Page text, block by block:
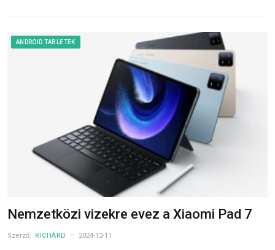
ANDROID TABLETEK
Nemzetközi vizekre evez a Xiaomi Pad 7
Szerző: RICHÁRD 2024-12-11